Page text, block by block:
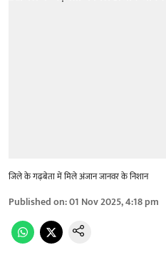
जिले के गढ़बेता में मिले अंजान जानवर के निशान
Published on:01 Nov 2025, 4:18 pm